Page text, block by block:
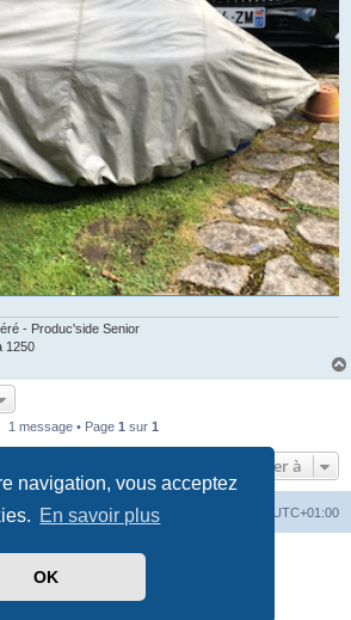
navigation, vous acceptez
En savoir plus
OK
- Produc'side Senior
1250
1 message • Page 1 sur 1
Aller à
UTC+01:00
phpBB® Forum Software © phpBB Limited
Traduit par
parSide-car club Français